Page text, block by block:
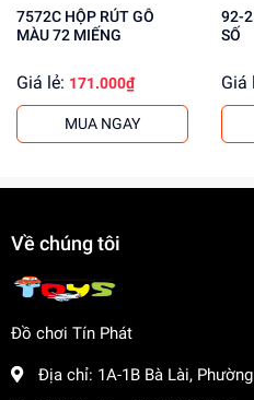
7572C HỘP RÚT GỖ
MÀU 72 MIẾNG
Giá lẻ: 171.000₫
MUA NGAY
92-215 BẢNG
SỐ
Giá
Về chúng tôi
Đồ chơi Tín Phát
Địa chỉ: 1A-1B Bà Lài,